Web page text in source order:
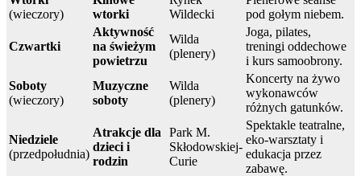
(wieczory)
wtorki
Wildecki
pod gołym niebem.
Czwartki
Aktywność
na świeżym
powietrzu
Wilda
(plenery)
Joga, pilates,
treningi oddechowe
i kurs samoobrony.
Soboty
(wieczory)
Muzyczne
soboty
Wilda
(plenery)
Koncerty na żywo
wykonawców
różnych gatunków.
Niedziele
(przedpołudnia)
Atrakcje dla
dzieci i
rodzin
Park M.
Skłodowskiej-
Curie
Spektakle teatralne,
eko-warsztaty i
edukacja przez
zabawę.